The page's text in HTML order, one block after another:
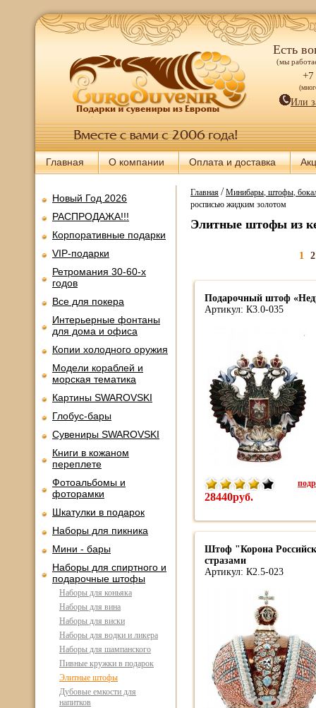
Есть
(мы
+7
Или
Главная О компании Оплата и доставка
Новый Год 2026
РАСПРОДАЖА!!!
Корпоративные подарки
VIP-подарки
Ретромания 30-60-х
годов
Все для покера
Интерьерные фонтаны
для дома и офиса
Копии холодного оружия
Модели кораблей и
морская тематика
Картины SWAROVSKI
Глобус-бары
Сувениры SWAROVSKI
Книги в кожаном
переплете
Фотоальбомы и
фоторамки
Шкатулки в подарок
Наборы для пикника
Мини - бары
Наборы для спиртного и
подарочные штофы
Наборы для коньяка
Наборы для вина
Наборы для виски
Наборы для водки и ликера
Наборы для шампанского
Пивные кружки в подарок
Элитные штофы
Дубовые емкости для
напитков
Главная/Минибары, штофы,
росписью жидким золотом
Элитные штофы из
1 2
Подарочный штоф
Артикул: К3.0-035
28440руб.
Штоф "Корона
стразами
Артикул: К2.5-023